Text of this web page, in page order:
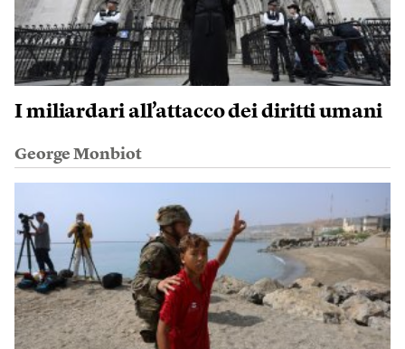
I miliardari all’attacco dei diritti umani
George Monbiot